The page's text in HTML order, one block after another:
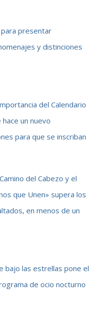
presentar
y distinciones
del Calendario
un nuevo
para que se inscriban
del Cabezo y el
que Unen» supera los
en menos de un
bajo las estrellas pone el
de ocio nocturno